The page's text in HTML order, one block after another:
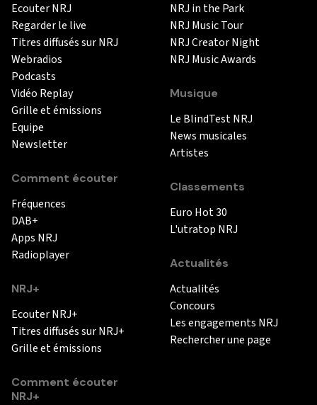
Ecouter NRJ
Regarder le live
Titres diffusés sur NRJ
Webradios
Podcasts
Vidéo Replay
Grille et émissions
Equipe
Newsletter
Comment écouter
Fréquences
DAB+
Apps NRJ
Radioplayer
NRJ+
Ecouter NRJ+
Titres diffusés sur NRJ+
Grille et émissions
Comment écouter
NRJ+
NRJ in the Park
NRJ Music Tour
NRJ Creator Night
NRJ Music Awards
Musique
Le BlindTest NRJ
News musicales
Artistes
Classements
Euro Hot 30
L'utratop NRJ
Actualités
Actualités
Concours
Les engagements NRJ
Rechercher une page